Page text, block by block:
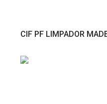
CIF PF LIMPADOR